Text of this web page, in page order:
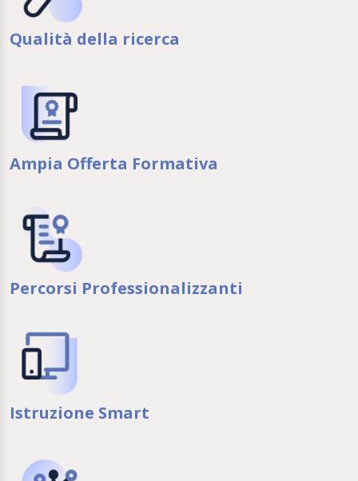
Qualità della ricerca
Ampia Offerta Formativa
Percorsi Professionalizzanti
Istruzione Smart